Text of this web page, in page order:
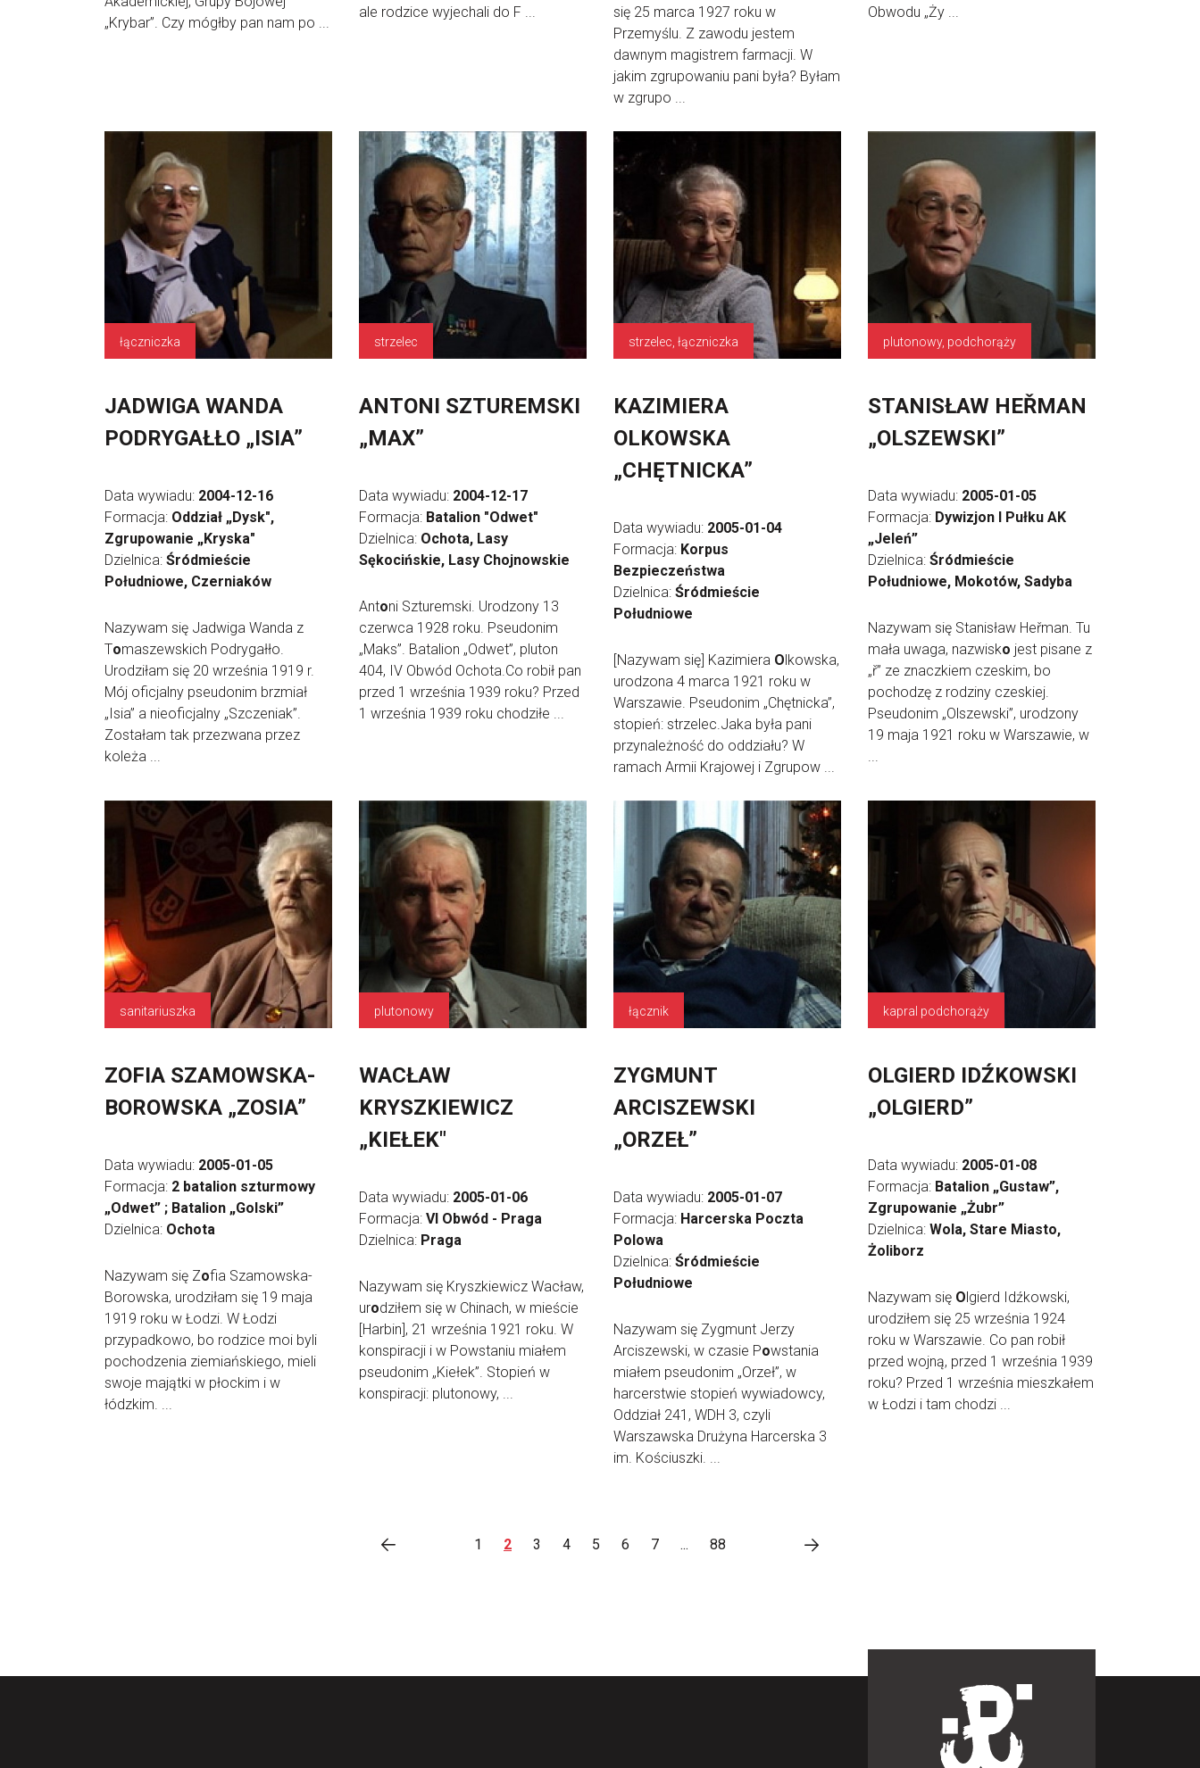
„Krybar”. Czy mógłby pan nam po ...
ale rodzice wyjechali do F ...
się 25 marca 1927 roku w
Przemyślu. Z zawodu jestem
dawnym magistrem farmacji. W
jakim zgrupowaniu pani była? Byłam
w zgrupo ...
Obwodu „Ży ...
łączniczka
JADWIGA WANDA
PODRYGAŁŁO „ISIA”
Data wywiadu: 2004-12-16
Formacja: Oddział „Dysk",
Zgrupowanie „Kryska"
Dzielnica: Śródmieście
Południowe, Czerniaków
Nazywam się Jadwiga Wanda z
Tomaszewskich Podrygałło.
Urodziłam się 20 września 1919 r.
Mój oficjalny pseudonim brzmiał
„Isia” a nieoficjalny „Szczeniak”.
Zostałam tak przezwana przez
koleża ...
strzelec
ANTONI SZTUREMSKI
„MAX”
Data wywiadu: 2004-12-17
Formacja: Batalion "Odwet"
Dzielnica: Ochota, Lasy
Sękocińskie, Lasy Chojnowskie
Antoni Szturemski. Urodzony 13
czerwca 1928 roku. Pseudonim
„Maks”. Batalion „Odwet”, pluton
404, IV Obwód Ochota.Co robił pan
przed 1 września 1939 roku? Przed
1 września 1939 roku chodziłe ...
strzelec, łączniczka
KAZIMIERA
OLKOWSKA
„CHĘTNICKA”
Data wywiadu: 2005-01-04
Formacja: Korpus
Bezpieczeństwa
Dzielnica: Śródmieście
Południowe
[Nazywam się] Kazimiera Olkowska,
urodzona 4 marca 1921 roku w
Warszawie. Pseudonim „Chętnicka”,
stopień: strzelec.Jaka była pani
przynależność do oddziału? W
ramach Armii Krajowej i Zgrupow ...
plutonowy, podchorąży
STANISŁAW HEŘMAN
„OLSZEWSKI”
Data wywiadu: 2005-01-05
Formacja: Dywizjon I Pułku AK
„Jeleń”
Dzielnica: Śródmieście
Południowe, Mokotów, Sadyba
Nazywam się Stanisław Heřman. Tu
mała uwaga, nazwisko jest pisane z
„ř” ze znaczkiem czeskim, bo
pochodzę z rodziny czeskiej.
Pseudonim „Olszewski”, urodzony
19 maja 1921 roku w Warszawie, w
...
sanitariuszka
ZOFIA SZAMOWSKA-
BOROWSKA „ZOSIA”
Data wywiadu: 2005-01-05
Formacja: 2 batalion szturmowy
„Odwet” ; Batalion „Golski”
Dzielnica: Ochota
Nazywam się Zofia Szamowska-
Borowska, urodziłam się 19 maja
1919 roku w Łodzi. W Łodzi
przypadkowo, bo rodzice moi byli
pochodzenia ziemiańskiego, mieli
swoje majątki w płockim i w
łódzkim. ...
plutonowy
WACŁAW
KRYSZKIEWICZ
„KIEŁEK"
Data wywiadu: 2005-01-06
Formacja: VI Obwód - Praga
Dzielnica: Praga
Nazywam się Kryszkiewicz Wacław,
urodziłem się w Chinach, w mieście
[Harbin], 21 września 1921 roku. W
konspiracji i w Powstaniu miałem
pseudonim „Kiełek”. Stopień w
konspiracji: plutonowy, ...
łącznik
ZYGMUNT
ARCISZEWSKI
„ORZEŁ”
Data wywiadu: 2005-01-07
Formacja: Harcerska Poczta
Polowa
Dzielnica: Śródmieście
Południowe
Nazywam się Zygmunt Jerzy
Arciszewski, w czasie Powstania
miałem pseudonim „Orzeł”, w
harcerstwie stopień wywiadowcy,
Oddział 241, WDH 3, czyli
Warszawska Drużyna Harcerska 3
im. Kościuszki. ...
kapral podchorąży
OLGIERD IDŹKOWSKI
„OLGIERD”
Data wywiadu: 2005-01-08
Formacja: Batalion „Gustaw”,
Zgrupowanie „Żubr”
Dzielnica: Wola, Stare Miasto,
Żoliborz
Nazywam się Olgierd Idźkowski,
urodziłem się 25 września 1924
roku w Warszawie. Co pan robił
przed wojną, przed 1 września 1939
roku? Przed 1 września mieszkałem
w Łodzi i tam chodzi ...
1 2 3 4 5 6 7 ... 88